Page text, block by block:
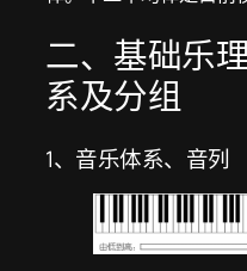
二、基础乐
系及分组
1、音乐体系、音列